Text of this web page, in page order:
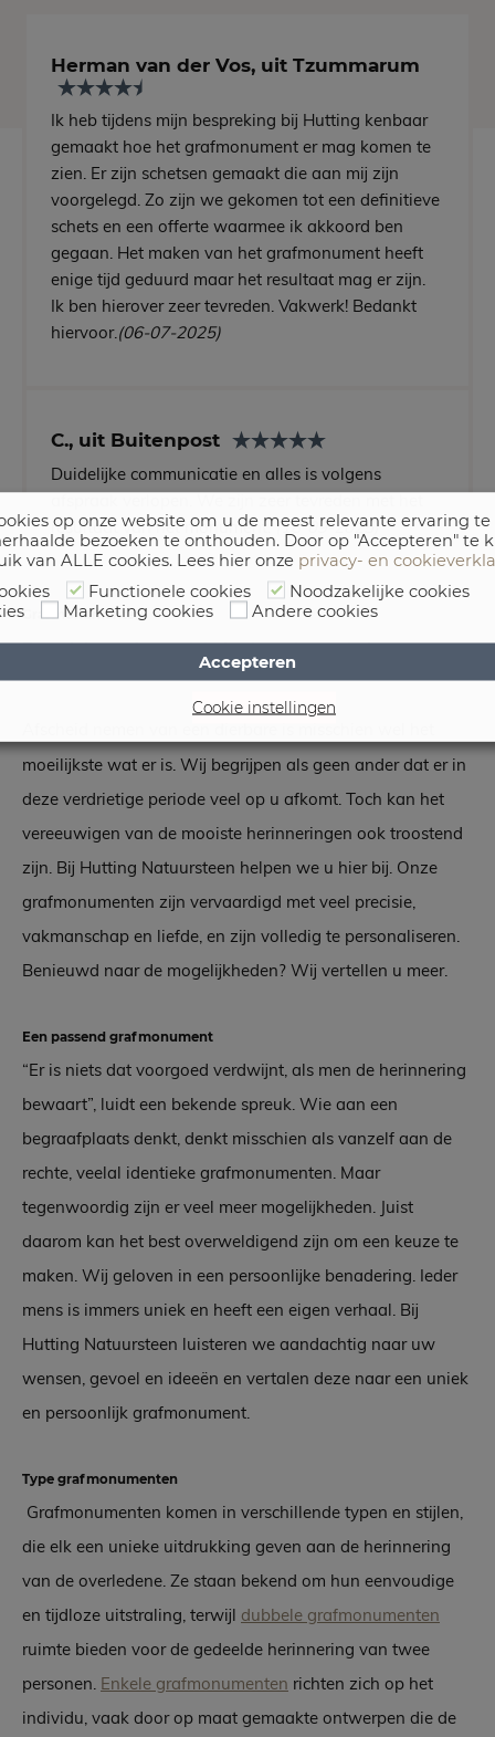
Herman van der Vos, uit Tzummarum
Ik heb tijdens mijn bespreking bij Hutting kenbaar
gemaakt hoe het grafmonument er mag komen te
zien. Er zijn schetsen gemaakt die aan mij zijn
voorgelegd. Zo zijn we gekomen tot een definitieve
schets en een offerte waarmee ik akkoord ben
gegaan. Het maken van het grafmonument heeft
enige tijd geduurd maar het resultaat mag er zijn.
Ik ben hierover zeer tevreden. Vakwerk! Bedankt
hiervoor.(06-07-2025)
C., uit Buitenpost
Duidelijke communicatie en alles is volgens
afspraak verlopen. We zijn zeer tevreden met het
resultaat van het monument.(18-09-2025)
Grafmonumenten
Een plek om de mooiste herinneringen te bewaren
moeilijkste wat er is. Wij begrijpen als geen ander dat er in
deze verdrietige periode veel op u afkomt. Toch kan het
vereeuwigen van de mooiste herinneringen ook troostend
zijn. Bij Hutting Natuursteen helpen we u hier bij. Onze
grafmonumenten zijn vervaardigd met veel precisie,
vakmanschap en liefde, en zijn volledig te personaliseren.
Benieuwd naar de mogelijkheden? Wij vertellen u meer.
Een passend grafmonument
“Er is niets dat voorgoed verdwijnt, als men de herinnering
bewaart”, luidt een bekende spreuk. Wie aan een
begraafplaats denkt, denkt misschien als vanzelf aan de
rechte, veelal identieke grafmonumenten. Maar
tegenwoordig zijn er veel meer mogelijkheden. Juist
daarom kan het best overweldigend zijn om een keuze te
maken. Wij geloven in een persoonlijke benadering. Ieder
mens is immers uniek en heeft een eigen verhaal. Bij
Hutting Natuursteen luisteren we aandachtig naar uw
wensen, gevoel en ideeën en vertalen deze naar een uniek
en persoonlijk grafmonument.
Type grafmonumenten
Grafmonumenten komen in verschillende typen en stijlen,
die elk een unieke uitdrukking geven aan de herinnering
van de overledene. Ze staan bekend om hun eenvoudige
en tijdloze uitstraling, terwijl dubbele grafmonumenten
ruimte bieden voor de gedeelde herinnering van twee
personen. Enkele grafmonumenten richten zich op het
individu, vaak door op maat gemaakte ontwerpen die de
op onze website om u de meest relevante ervaring
bezoeken te onthouden. Door op "Accepteren" te
van ALLE cookies. Lees hier onze privacy- en
Functionele cookies
Noodzakelijke cookies
Marketing cookies Andere cookies
Cookie instellingen
Accepteren